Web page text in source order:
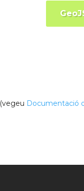
(vegeu Documentació